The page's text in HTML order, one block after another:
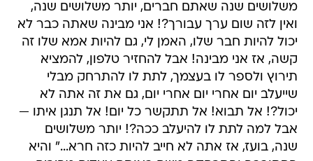
משלושים שנה שאתם חברים, יותר משלושים שנה,
ואין לזה שום ערך עבורך?! אני מבינה שאתה כבר לא
יכול להיות חבר שלו, האמן לי, גם להיות אמא שלו זה
קשה, אז אני מבינה! אבל להחזיר טלפון, להמציא
תירוץ ולספר לו בעצמך, לתת לו להתרחק מבלי
שייעלב יום אחרי יום אחרי יום, גם את זה אתה לא
יכול?! אל תבוא! אל תתקשר כל יום! אל תנגן איתו —
אבל למה לתת לו להיעלב ככה?! יותר משלושים
שנה, בועז, אז אתה לא חייב להיות כזה חרא..." והיא